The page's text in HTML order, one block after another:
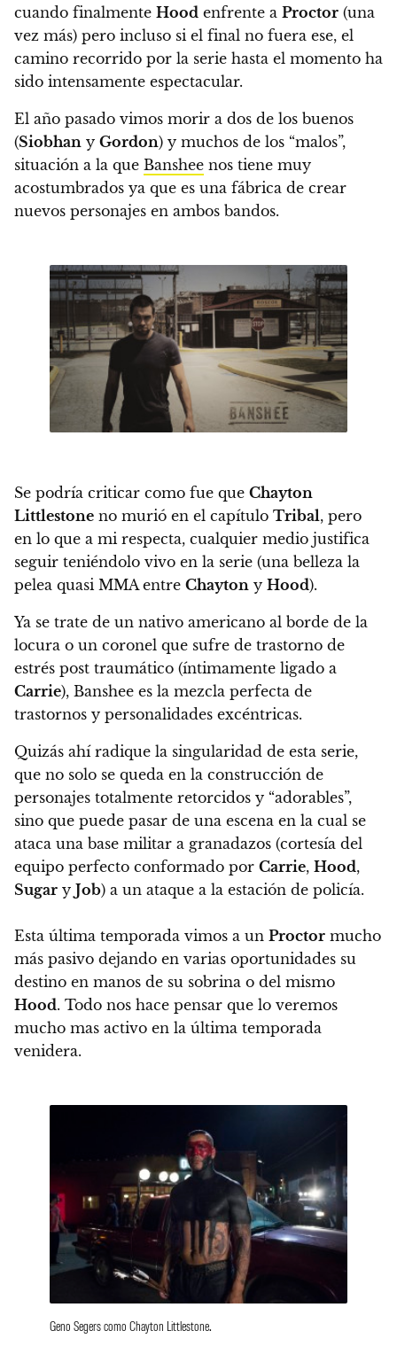
cuando finalmente Hood enfrente a Proctor (una
vez más) pero incluso si el final no fuera ese, el
camino recorrido por la serie hasta el momento ha
sido intensamente espectacular.
El año pasado vimos morir a dos de los buenos
(Siobhan y Gordon) y muchos de los “malos”,
situación a la que Banshee nos tiene muy
acostumbrados ya que es una fábrica de crear
nuevos personajes en ambos bandos.
Se podría criticar como fue que Chayton
Littlestone no murió en el capítulo Tribal, pero
en lo que a mi respecta, cualquier medio justifica
seguir teniéndolo vivo en la serie (una belleza la
pelea quasi MMA entre Chayton y Hood).
Ya se trate de un nativo americano al borde de la
locura o un coronel que sufre de trastorno de
estrés post traumático (íntimamente ligado a
Carrie), Banshee es la mezcla perfecta de
trastornos y personalidades excéntricas.
Quizás ahí radique la singularidad de esta serie,
que no solo se queda en la construcción de
personajes totalmente retorcidos y “adorables”,
sino que puede pasar de una escena en la cual se
ataca una base militar a granadazos (cortesía del
equipo perfecto conformado por Carrie, Hood,
Sugar y Job) a un ataque a la estación de policía.
Esta última temporada vimos a un Proctor mucho
más pasivo dejando en varias oportunidades su
destino en manos de su sobrina o del mismo
Hood. Todo nos hace pensar que lo veremos
mucho mas activo en la última temporada
venidera.
Geno Segers como Chayton Littlestone.